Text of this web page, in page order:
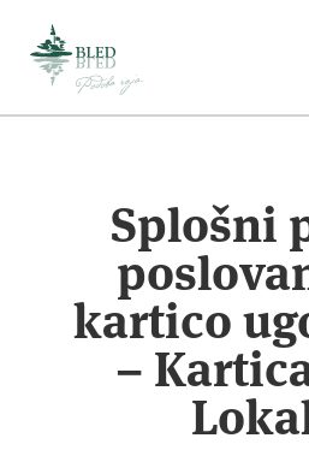
Splošni
kartico
–